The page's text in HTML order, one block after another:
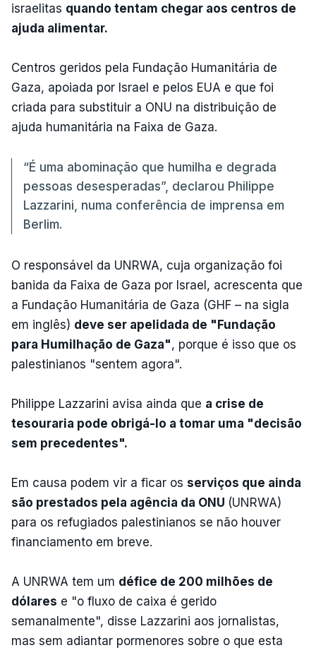
israelitas quando tentam chegar aos centros de
ajuda alimentar.
Centros geridos pela Fundação Humanitária de
Gaza, apoiada por Israel e pelos EUA e que foi
criada para substituir a ONU na distribuição de
ajuda humanitária na Faixa de Gaza.
“É uma abominação que humilha e degrada
pessoas desesperadas”, declarou Philippe
Lazzarini, numa conferência de imprensa em
Berlim.
O responsável da UNRWA, cuja organização foi
banida da Faixa de Gaza por Israel, acrescenta que
a Fundação Humanitária de Gaza (GHF – na sigla
em inglês) deve ser apelidada de "Fundação
para Humilhação de Gaza", porque é isso que os
palestinianos "sentem agora".
Philippe Lazzarini avisa ainda que a crise de
tesouraria pode obrigá-lo a tomar uma "decisão
sem precedentes".
Em causa podem vir a ficar os serviços que ainda
são prestados pela agência da ONU (UNRWA)
para os refugiados palestinianos se não houver
financiamento em breve.
A UNRWA tem um défice de 200 milhões de
dólares e "o fluxo de caixa é gerido
semanalmente", disse Lazzarini aos jornalistas,
mas sem adiantar pormenores sobre o que esta